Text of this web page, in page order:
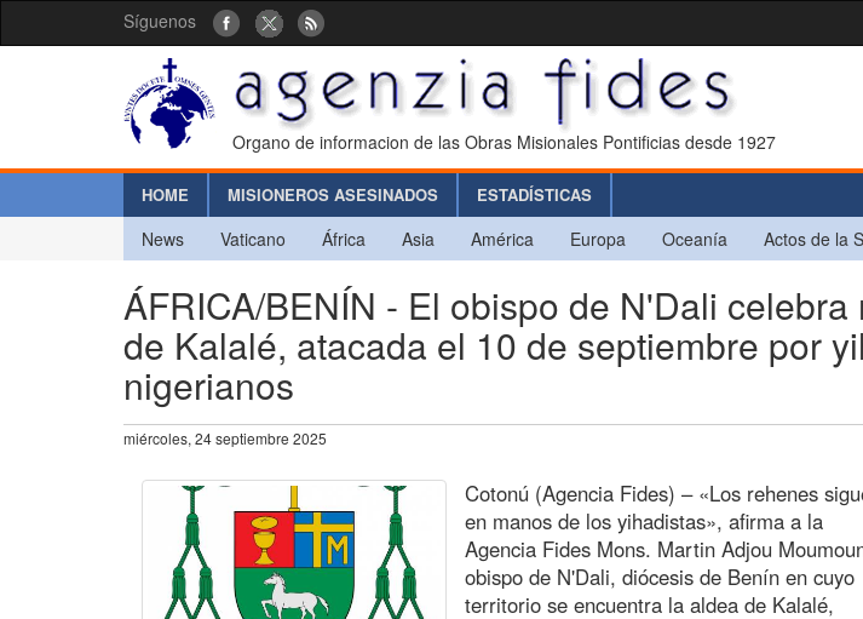
Síguenos
Organo de informacion de las Obras Misionales Pontificias desde 1927
HOME MISIONEROS ASESINADOS ESTADÍSTICAS
News Vaticano África Asia América Europa Oceanía Actos de la
ÁFRICA/BENÍN - El obispo de N'Dali
de Kalalé, atacada el 10 de septiembre por
nigerianos
miércoles, 24 septiembre 2025
Cotonú (Agencia Fides) – «Los rehenes
en manos de los yihadistas», afirma a la
Agencia Fides Mons. Martin Adjou
obispo de N'Dali, diócesis de Benín en cuyo
territorio se encuentra la aldea de Kalalé,